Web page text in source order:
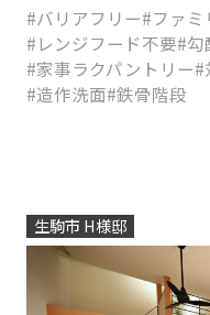
#バリアフリー#ファミ
#レンジフード不要#勾
#家事ラクパントリー#
#造作洗面#鉄骨階段
生駒市 H様邸